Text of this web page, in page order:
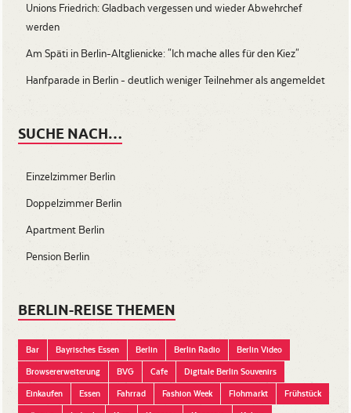
Unions Friedrich: Gladbach vergessen und wieder Abwehrchef
werden
Am Späti in Berlin-Altglienicke: "Ich mache alles für den Kiez"
Hanfparade in Berlin - deutlich weniger Teilnehmer als angemeldet
SUCHE NACH…
Einzelzimmer Berlin
Doppelzimmer Berlin
Apartment Berlin
Pension Berlin
BERLIN-REISE THEMEN
Bar Bayrisches Essen Berlin Berlin Radio
Berlin Video
Browsererweiterung
BVG Cafe
Digitale Berlin Souvenirs
Einkaufen
Essen Fahrrad Fashion Week Flohmarkt
Frühstück